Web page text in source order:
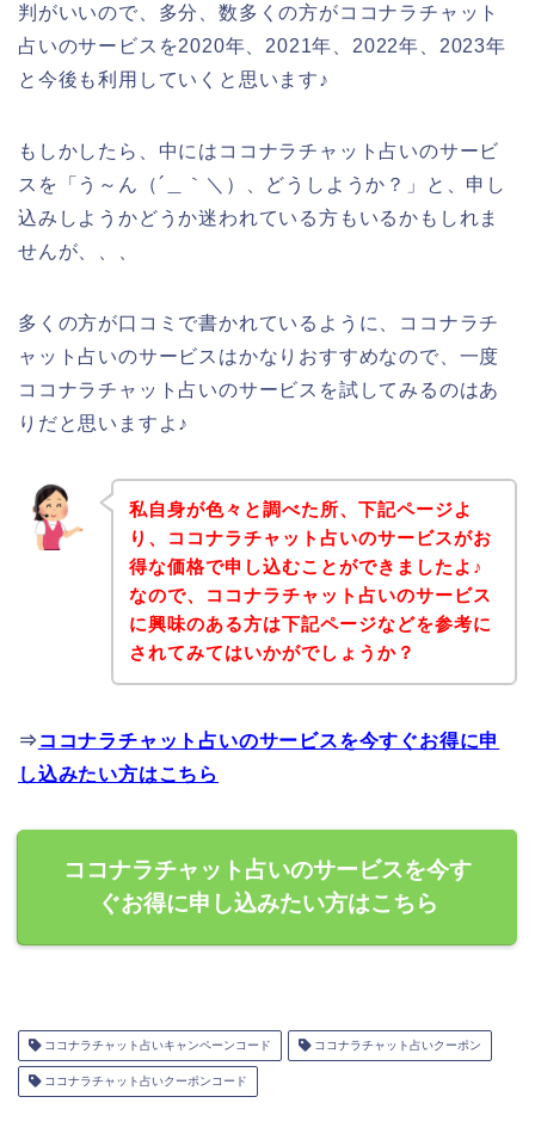
判がいいので、多分、数多くの方がココナラチャット
占いのサービスを2020年、2021年、2022年、2023年
と今後も利用していくと思います♪
もしかしたら、中にはココナラチャット占いのサービ
スを「う～ん（´＿｀＼）、どうしようか？」と、申し
込みしようかどうか迷われている方もいるかもしれま
せんが、、、
多くの方が口コミで書かれているように、ココナラチ
ャット占いのサービスはかなりおすすめなので、一度
ココナラチャット占いのサービスを試してみるのはあ
りだと思いますよ♪
私自身が色々と調べた所、下記ページよ
り、ココナラチャット占いのサービスがお
得な価格で申し込むことができましたよ♪
なので、ココナラチャット占いのサービス
に興味のある方は下記ページなどを参考に
されてみてはいかがでしょうか？
⇒ ココナラチャット占いのサービスを今すぐお得に申
し込みたい方はこちら
ココナラチャット占いのサービスを今す
ぐお得に申し込みたい方はこちら
ココナラチャット占いキャンペーンコード ココナラチャット占いクーポン
ココナラチャット占いクーポンコード